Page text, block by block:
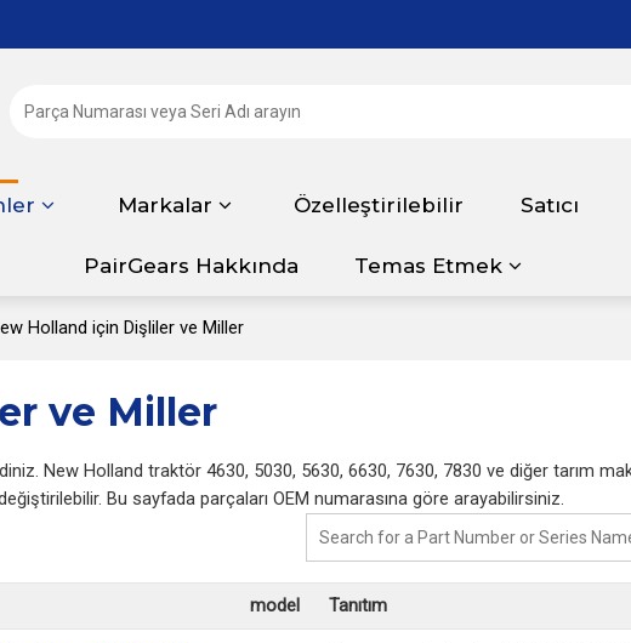
Markalar Özelleştirilebilir Satıcı
PairGears Hakkında Temas Etmek
Holland için Dişliler ve Miller
ve Miller
New Holland traktör 4630, 5030, 5630, 6630, 7630, 7830 ve diğer tarım
Bu sayfada parçaları OEM numarasına göre arayabilirsiniz.
model Tanıtım